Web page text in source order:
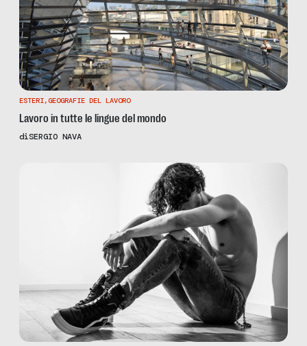
ESTERI,GEOGRAFIE DEL LAVORO
Lavoro in tutte le lingue del mondo
diSERGIO NAVA